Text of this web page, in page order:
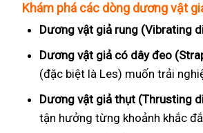
Khám phá các dòng dương vật
Dương vật giả rung (Vibrating
Dương vật giả có dây đeo
(đặc biệt là Les) muốn trải
Dương vật giả thụt (Thrusting
tận hưởng từng khoảnh khắc